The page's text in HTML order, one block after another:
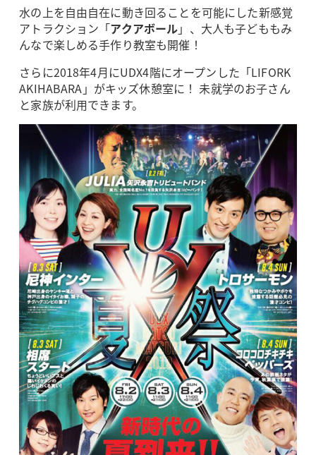
水の上を自由自在に動き回ることを可能にした新感覚
アトラクション「アクアボール」、大人も子どももみ
んなで楽しめる手作り教室も開催！
さらに2018年4月にUDX4階にオープンした「LIFORK
AKIHABARA」がキッズ休憩室に！ 未就学のお子さん
と家族が利用できます。